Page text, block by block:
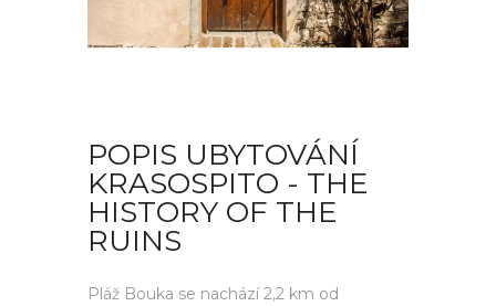
POPIS UBYTOVÁNÍ
KRASOSPITO - THE
HISTORY OF THE
RUINS
Pláž Bouka se nachází 2,2 km od